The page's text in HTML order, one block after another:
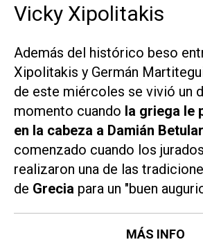
Vicky Xipolitakis
Además del histórico beso
Xipolitakis y Germán
de este miércoles se vivió un
momento cuando la griega le
en la cabeza a Damián Betular
comenzado cuando los
realizaron una de las
de Grecia para un "buen
MÁS INFO